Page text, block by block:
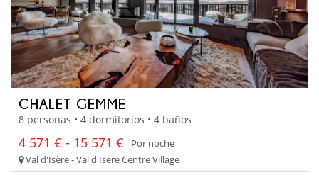
CHALET GEMME
8 personas • 4 dormitorios • 4 baños
4 571 € - 15 571 €
Por noche
Val d'Isère - Val d'Isere Centre Village